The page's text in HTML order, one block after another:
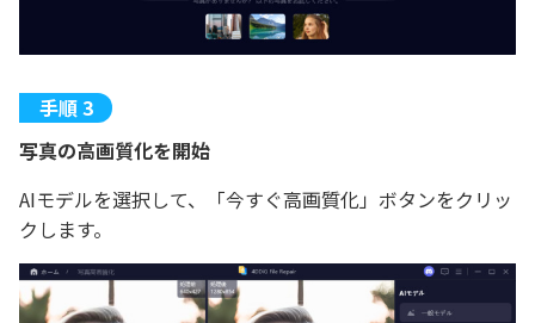
写真の高画質化を開始
AIモデルを選択して、「今すぐ高画質化」ボタンをクリッ
クします。